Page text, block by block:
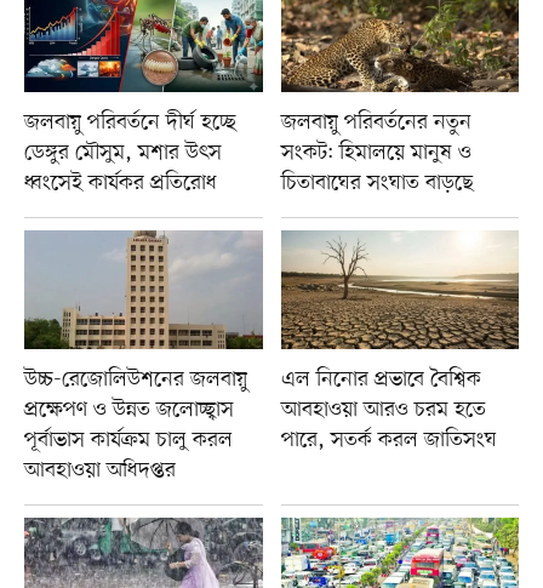
জলবায়ু পরিবর্তনে দীর্ঘ হচ্ছে
ডেঙ্গুর মৌসুম, মশার উৎস
ধ্বংসেই কার্যকর প্রতিরোধ
জলবায়ু পরিবর্তনের নতুন
সংকট: হিমালয়ে মানুষ ও
চিতাবাঘের সংঘাত বাড়ছে
উচ্চ-রেজোলিউশনের জলবায়ু
প্রক্ষেপণ ও উন্নত জলোচ্ছ্বাস
পূর্বাভাস কার্যক্রম চালু করল
আবহাওয়া অধিদপ্তর
এল নিনোর প্রভাবে বৈশ্বিক
আবহাওয়া আরও চরম হতে
পারে, সতর্ক করল জাতিসংঘ